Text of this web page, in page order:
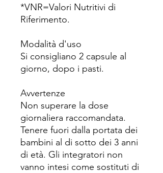
*VNR=Valori Nutritivi di
Riferimento.
Modalità d'uso
Si consigliano 2 capsule al
giorno, dopo i pasti.
Avvertenze
Non superare la dose
giornaliera raccomandata.
Tenere fuori dalla portata dei
bambini al di sotto dei 3 anni
di età. Gli integratori non
vanno intesi come sostituti di